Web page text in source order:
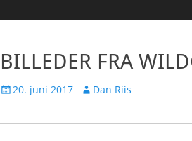
BILLEDER FRA
Udgivet
20. juni 2017 Forfatter
Dan Riis